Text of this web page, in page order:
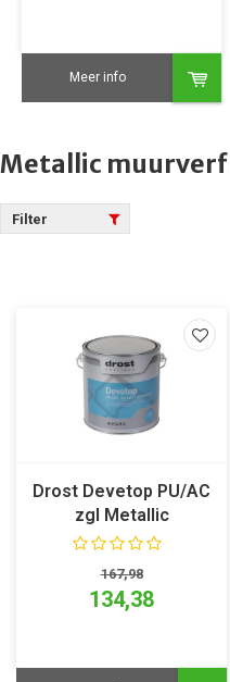
Meer info
Metallic muurverf
Filter
Drost Devetop PU/AC
zgl Metallic
167,98
134,38